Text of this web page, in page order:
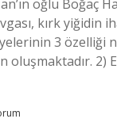
oğlu Boğaç
kırk yiğidin
3
oluşmaktadır.